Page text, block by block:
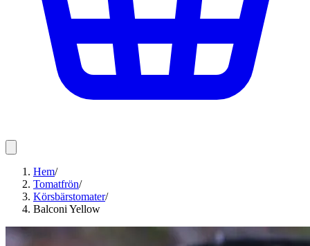
Hem/
Tomatfrön/
Körsbärstomater/
Balconi Yellow